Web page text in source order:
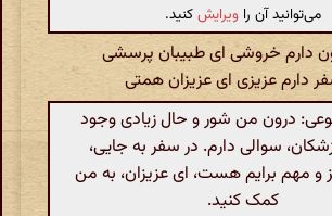
می‌توانید آن را ویرایشکنید.
دارم خروشی ای طبیبان پرسشی
دارم عزیزی ای عزیزان همتی
درون من شور و حال زیادی وجود
سوالی دارم. در سفر به جایی،
مهم برایم هست، ای عزیزان، به من
کمک کنید.